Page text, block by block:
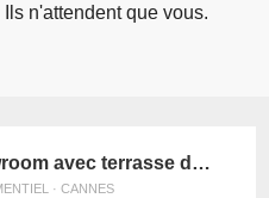
n'attendent que vous.
Showroom avec terrasse de la Croisette
· CANNES